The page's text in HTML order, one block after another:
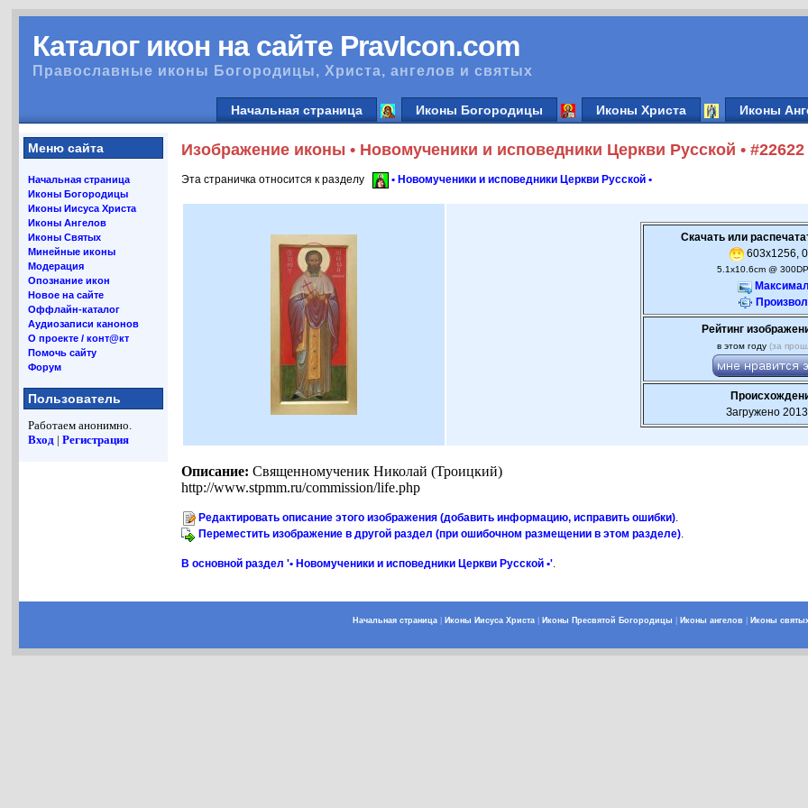
Каталог икон на сайте PravIcon.com
Православные иконы Богородицы, Христа, ангелов и святых
Начальная страница Иконы Богородицы Иконы Христа Иконы
Меню сайта
Начальная страница
Иконы Богородицы
Иконы Иисуса Христа
Иконы Ангелов
Иконы Святых
Минейные иконы
Модерация
Опознание икон
Новое на сайте
Оффлайн-каталог
Аудиозаписи канонов
О проекте / конт@кт
Помочь сайту
Форум
Пользователь
Работаем анонимно.
Вход |Регистрация
Изображение иконы • Новомученики и исповедники Церкви Русской • #22622
Эта страничка относится к разделу • Новомученики и исповедники Церкви Русской •
Скачать или
603x1256,
5.1x10.6cm @
Рейтинг
в этом году (за
Загружено
Описание: Священномученик Николай (Троицкий)
http://www.stpmm.ru/commission/life.php
Редактировать описание этого изображения (добавить информацию, исправить ошибки).
Переместить изображение в другой раздел (при ошибочном размещении в этом разделе).
В основной раздел '• Новомученики и исповедники Церкви Русской •'.
Начальная страница Иконы Иисуса Христа Иконы Пресвятой Богородицы Иконы ангелов Иконы